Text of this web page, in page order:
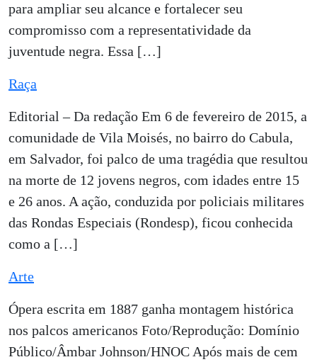
para ampliar seu alcance e fortalecer seu
compromisso com a representatividade da
juventude negra. Essa […]
Raça
Editorial – Da redação Em 6 de fevereiro de 2015, a
comunidade de Vila Moisés, no bairro do Cabula,
em Salvador, foi palco de uma tragédia que resultou
na morte de 12 jovens negros, com idades entre 15
e 26 anos. A ação, conduzida por policiais militares
das Rondas Especiais (Rondesp), ficou conhecida
como a […]
Arte
Ópera escrita em 1887 ganha montagem histórica
nos palcos americanos Foto/Reprodução: Domínio
Público/Âmbar Johnson/HNOC Após mais de cem